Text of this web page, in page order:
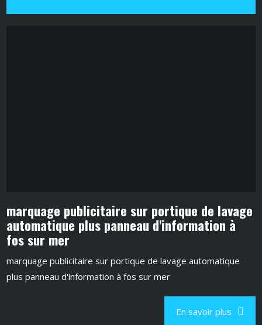
marquage publicitaire sur portique de lavage
automatique plus panneau d'information à
fos sur mer
marquage publicitaire sur portique de lavage automatique
plus panneau d'information à fos sur mer
En savoir plus